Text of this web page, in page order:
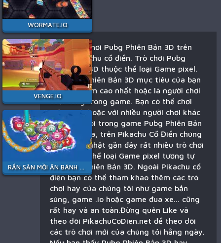
WORMATE.IO
VENGE.IO
RẮN SĂN MỒI ĂN BÁNH KẸO
Bạn đang chơi Pubg Phiên Bản 3D trên
game Pikachu cổ điển. Trò chơi Pubg
Phiên Bản 3D thuộc thể loại Game pixel.
Với Pubg Phiên Bản 3D mục tiêu của bạn
là dành điểm cao nhất hoặc là người chơi
cuối cùng trong game. Bạn có thể chơi
một mình hoặc với nhiều người chơi khác
trên thế giới trong game Pubg Phiên Bản
3D. Ngoài ra, trên Pikachu Cổ Điển chúng
tôi đã cập nhật gần đây rất nhiều trò chơi
mới thuộc thể loại Game pixel tương tự
với Pubg Phiên Bản 3D. Ngoài Pikachu cổ
điển bạn có thể tham khao thêm các trò
chơi hay của chúng tôi như game bắn
súng, game .io hoặc game đua xe... cũng
rất hay và an toàn.Đừng quên Like và
theo dõi PikachuCoDien.net để theo dõi
các trò chơi mới của chúng tôi hằng ngày.